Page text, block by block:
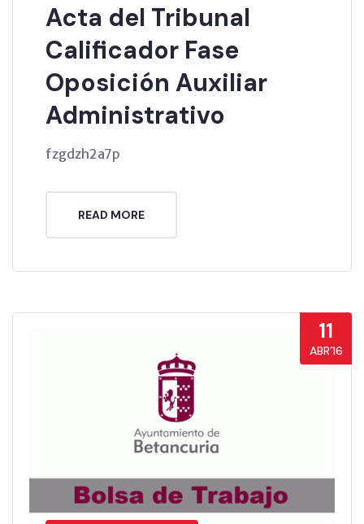
Acta del Tribunal
Calificador Fase
Oposición Auxiliar
Administrativo
fzgdzh2a7p
READ MORE
11
ABR’16